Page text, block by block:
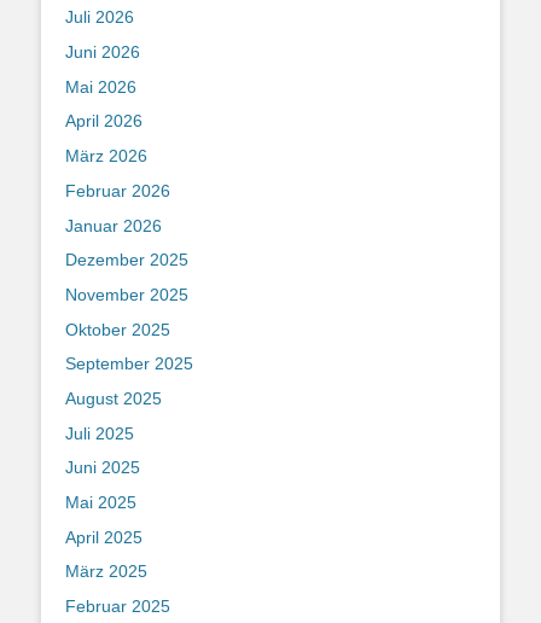
Juli 2026
Juni 2026
Mai 2026
April 2026
März 2026
Februar 2026
Januar 2026
Dezember 2025
November 2025
Oktober 2025
September 2025
August 2025
Juli 2025
Juni 2025
Mai 2025
April 2025
März 2025
Februar 2025